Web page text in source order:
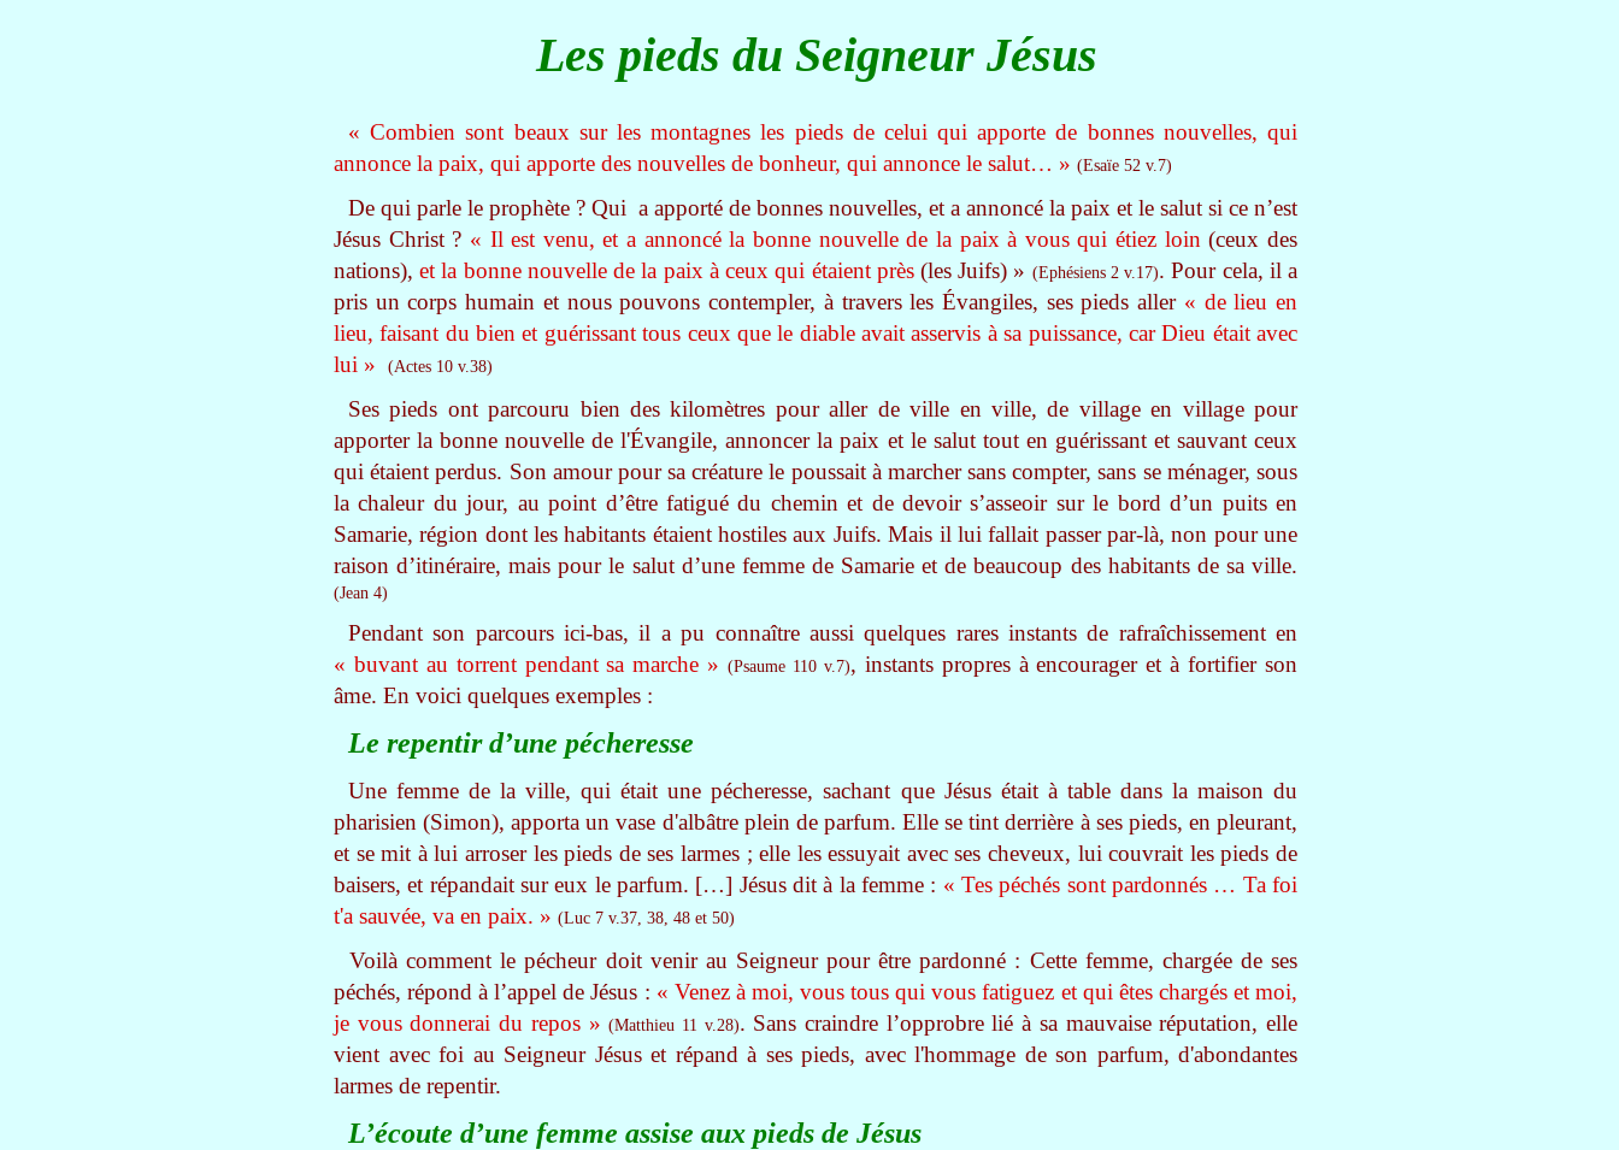
Les pieds du Seigneur Jésus
« Combien sont beaux sur les montagnes les pieds de celui qui apporte de bonnes nouvelles, qui
annonce la paix, qui apporte des nouvelles de bonheur, qui annonce le salut… » (Esaïe 52 v.7)
De qui parle le prophète ? Qui a apporté de bonnes nouvelles, et a annoncé la paix et le salut si ce n’est
Jésus Christ ? « Il est venu, et a annoncé la bonne nouvelle de la paix à vous qui étiez loin(ceux des
nations),et la bonne nouvelle de la paix à ceux qui étaient près(les Juifs) » (Ephésiens 2 v.17). Pour cela, il a
pris un corps humain et nous pouvons contempler, à travers les Évangiles, ses pieds aller « de lieu en
lieu, faisant du bien et guérissant tous ceux que le diable avait asservis à sa puissance, car Dieu était avec
lui »
(Actes 10 v.38)
Ses pieds ont parcouru bien des kilomètres pour aller de ville en ville, de village en village pour
apporter la bonne nouvelle de l'Évangile, annoncer la paix et le salut tout en guérissant et sauvant ceux
qui étaient perdus. Son amour pour sa créature le poussait à marcher sans compter, sans se ménager, sous
la chaleur du jour, au point d’être fatigué du chemin et de devoir s’asseoir sur le bord d’un puits en
Samarie, région dont les habitants étaient hostiles aux Juifs. Mais il lui fallait passer par-là, non pour une
raison d’itinéraire, mais pour le salut d’une femme de Samarie et de beaucoup des habitants de sa ville.
(Jean 4)
Pendant son parcours ici-bas, il a pu connaître aussi quelques rares instants de rafraîchissement en
« buvant au torrent pendant sa marche » (Psaume 110 v.7), instants propres à encourager et à fortifier son
âme. En voici quelques exemples :
Le repentir d’une pécheresse
Une femme de la ville, qui était une pécheresse, sachant que Jésus était à table dans la maison du
pharisien (Simon), apporta un vase d'albâtre plein de parfum. Elle se tint derrière à ses pieds, en pleurant,
et se mit à lui arroser les pieds de ses larmes ; elle les essuyait avec ses cheveux, lui couvrait les pieds de
baisers, et répandait sur eux le parfum. […] Jésus dit à la femme : « Tes péchés sont pardonnés … Ta foi
t'a sauvée, va en paix. » (Luc 7 v.37, 38, 48 et 50)
Voilà comment le pécheur doit venir au Seigneur pour être pardonné : Cette femme, chargée de ses
péchés, répond à l’appel de Jésus : « Venez à moi, vous tous qui vous fatiguez et qui êtes chargés et moi,
je vous donnerai du repos » (Matthieu 11 v.28). Sans craindre l’opprobre lié à sa mauvaise réputation, elle
vient avec foi au Seigneur Jésus et répand à ses pieds, avec l'hommage de son parfum, d'abondantes
larmes de repentir.
L’écoute d’une femme assise aux pieds de Jésus